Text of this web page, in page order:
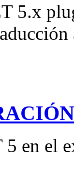
5.x
5 en el